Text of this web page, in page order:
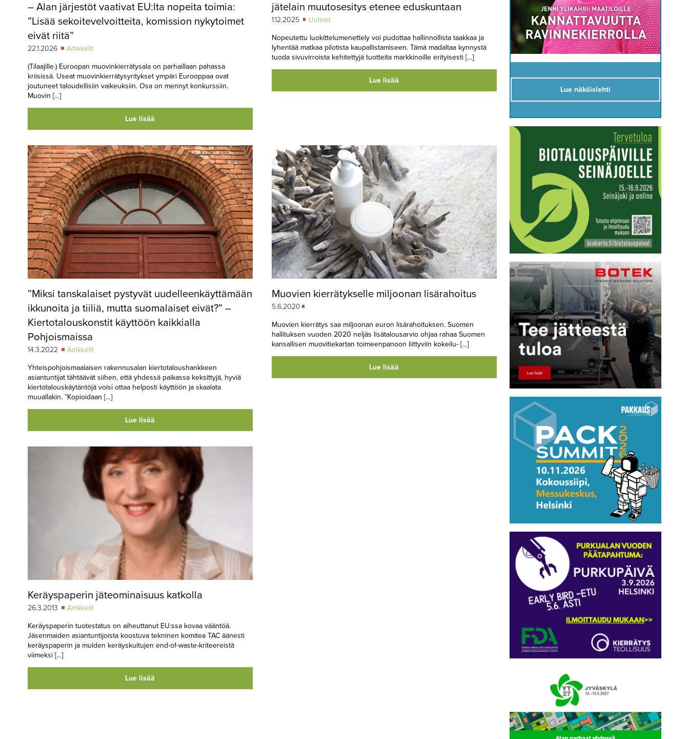
– Alan järjestöt vaativat EU:lta nopeita toimia:
”Lisää sekoitevelvoitteita, komission nykytoimet
eivät riitä”
22.1.2026 Artikkelit
(Tilaajille.) Euroopan muovinkierrätysala on parhaillaan pahassa
kriisissä. Useat muovinkierrätysyritykset ympäri Eurooppaa ovat
joutuneet taloudellisiin vaikeuksiin. Osa on mennyt konkurssiin.
Muovin […]
Lue lisää
jätelain muutosesitys etenee eduskuntaan
1.12.2025 Uutiset
Nopeutettu luokittelumenettely voi pudottaa hallinnollista taakkaa ja
lyhentää matkaa pilotista kaupallistamiseen. Tämä madaltaa kynnystä
tuoda sivuvirroista kehitettyjä tuotteita markkinoille erityisesti […]
Lue lisää
”Miksi tanskalaiset pystyvät uudelleenkäyttämään
ikkunoita ja tiiliä, mutta suomalaiset eivät?” –
Kiertotalouskonstit käyttöön kaikkialla
Pohjoismaissa
14.3.2022 Artikkelit
Yhteispohjoismaalaisen rakennusalan kiertotaloushankkeen
asiantuntijat tähtäävät siihen, että yhdessä paikassa keksittyjä, hyviä
kiertotalouskäytäntöjä voisi ottaa helposti käyttöön ja skaalata
muuallakin. ”Kopioidaan […]
Lue lisää
Muovien kierrätykselle miljoonan lisärahoitus
5.6.2020
Muovien kierrätys saa miljoonan euron lisärahoituksen. Suomen
hallituksen vuoden 2020 neljäs lisätalousarvio ohjaa rahaa Suomen
kansallisen muovitiekartan toimeenpanoon liittyviin kokeilu- […]
Lue lisää
Keräyspaperin jäteominaisuus katkolla
26.3.2013 Artikkelit
Keräyspaperin tuotestatus on aiheuttanut EU:ssa kovaa vääntöä.
Jäsenmaiden asiantuntijoista koostuva tekninen komitea TAC äänesti
keräyspaperin ja muiden keräyskuitujen end-of-waste-kriteereistä
viimeksi […]
Lue lisää
Lue näköislehti